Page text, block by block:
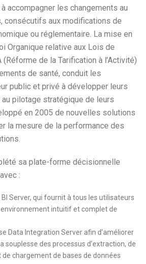
accompagner les changements au
consécutifs aux modifications de
ou réglementaire. La mise en
Organique relative aux Lois de
(Réforme de la Tarification à l’Activité)
de santé, conduit les
public et privé à développer leurs
pilotage stratégique de leurs
en 2005 de nouvelles solutions
la mesure de la performance des
sa plate-forme décisionnelle
:
Server, qui fournit à tous les utilisateurs
environnement intuitif et complet de
Data Integration Server afin d’améliorer
souplesse des processus d’extraction, de
chargement de bases de données